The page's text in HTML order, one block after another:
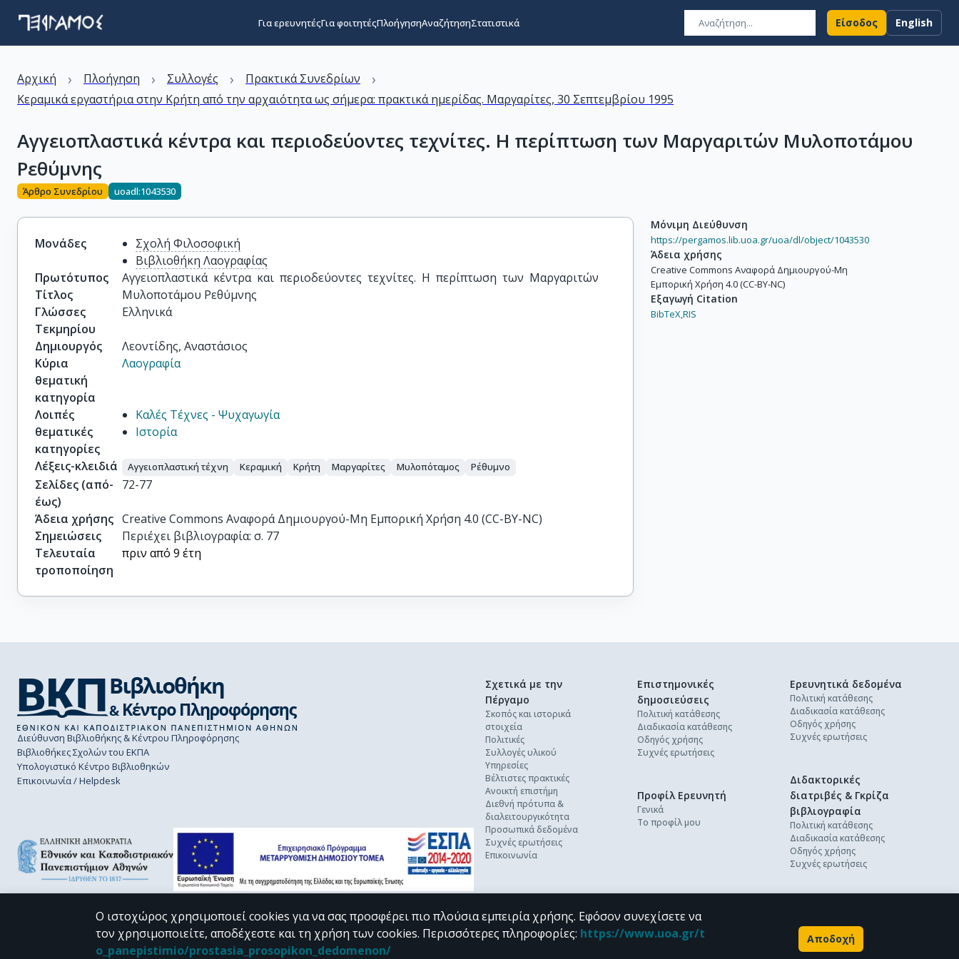
Για ερευνητέςΓια φοιτητέςΠλοήγησηΑναζήτησηΣτατιστικά Είσοδος English
Αρχική › Πλοήγηση › Συλλογές › Πρακτικά Συνεδρίων ›
Κεραμικά εργαστήρια στην Κρήτη από την αρχαιότητα ως σήμερα: πρακτικά ημερίδας. Μαργαρίτες, 30 Σεπτεμβρίου 1995
Αγγειοπλαστικά κέντρα και περιοδεύοντες τεχνίτες. Η περίπτωση των Μαργαριτών Μυλοποτάμου
Ρεθύμνης
Άρθρο Συνεδρίου uoadl:1043530
Μονάδες
Σχολή Φιλοσοφική
Βιβλιοθήκη Λαογραφίας
Πρωτότυπος
Τίτλος
Αγγειοπλαστικά κέντρα και περιοδεύοντες τεχνίτες. Η περίπτωση των Μαργαριτών
Μυλοποτάμου Ρεθύμνης
Γλώσσες
Τεκμηρίου
Ελληνικά
Δημιουργός
Λεοντίδης, Αναστάσιος
Κύρια
θεματική
κατηγορία
Λαογραφία
Λοιπές
θεματικές
κατηγορίες
Καλές Τέχνες - Ψυχαγωγία
Ιστορία
Λέξεις-κλειδιά Αγγειοπλαστική τέχνη Κεραμική Κρήτη Μαργαρίτες Μυλοπόταμος Ρέθυμνο
Σελίδες (από-
έως)
72-77
Άδεια χρήσης Creative Commons Αναφορά Δημιουργού-Μη Εμπορική Χρήση 4.0 (CC-BY-NC)
Σημειώσεις
Περιέχει βιβλιογραφία: σ. 77
Τελευταία
τροποποίηση
πριν από 9 έτη
Μόνιμη Διεύθυνση
https://pergamos.lib.uoa.gr/uoa/dl/object/1043530
Άδεια χρήσης
Creative Commons Αναφορά Δημιουργού-Μη
Εμπορική Χρήση 4.0 (CC-BY-NC)
Εξαγωγή Citation
BibTeX,RIS
Διεύθυνση Βιβλιοθήκης & Κέντρου Πληροφόρησης
Βιβλιοθήκες Σχολών του ΕΚΠΑ
Υπολογιστικό Κέντρο Βιβλιοθηκών
Επικοινωνία / Helpdesk
Σχετικά με την
Πέργαμο
Σκοπός και ιστορικά
στοιχεία
Πολιτικές
Συλλογές υλικού
Υπηρεσίες
Βέλτιστες πρακτικές
Ανοικτή επιστήμη
Διεθνή πρότυπα &
διαλειτουργικότητα
Προσωπικά δεδομένα
Συχνές ερωτήσεις
Επικοινωνία
Επιστημονικές
δημοσιεύσεις
Πολιτική κατάθεσης
Διαδικασία κατάθεσης
Οδηγός χρήσης
Συχνές ερωτήσεις
Ερευνητικά δεδομένα
Πολιτική κατάθεσης
Διαδικασία κατάθεσης
Οδηγός χρήσης
Συχνές ερωτήσεις
Διδακτορικές
διατριβές & Γκρίζα
βιβλιογραφία
Πολιτική κατάθεσης
Διαδικασία κατάθεσης
Οδηγός χρήσης
Συχνές ερωτήσεις
Προφίλ Ερευνητή
Γενικά
Το προφίλ μου
CC BY-NC 4.0
Ο ιστοχώρος χρησιμοποιεί cookies για να σας προσφέρει πιο πλούσια εμπειρία χρήσης. Εφόσον συνεχίσετε να
τον χρησιμοποιείτε, αποδέχεστε και τη χρήση των cookies. Περισσότερες πληροφορίες: https://www.uoa.gr/t
o_panepistimio/prostasia_prosopikon_dedomenon/
Αποδοχή